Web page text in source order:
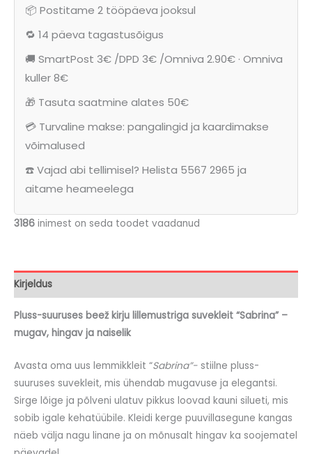
suuruses
stiilne
kogus
📦 Postitame 2 tööpäeva jooksul
🔁 14 päeva tagastusõigus
🚚 SmartPost 3€ /DPD 3€ /Omniva 2.90€ · Omniva
kuller 8€
🎁 Tasuta saatmine alates 50€
💳 Turvaline makse: pangalingid ja kaardimakse
võimalused
☎️ Vajad abi tellimisel? Helista 5567 2965 ja
aitame heameelega
3186 inimest on seda toodet vaadanud
Kirjeldus
Pluss-suuruses beež kirju lillemustriga suvekleit “Sabrina” –
mugav, hingav ja naiselik
Avasta oma uus lemmikkleit “Sabrina”- stiilne pluss-
suuruses suvekleit, mis ühendab mugavuse ja elegantsi.
Sirge lõige ja põlveni ulatuv pikkus loovad kauni silueti, mis
sobib igale kehatüübile. Kleidi kerge puuvillasegune kangas
näeb välja nagu linane ja on mõnusalt hingav ka soojematel